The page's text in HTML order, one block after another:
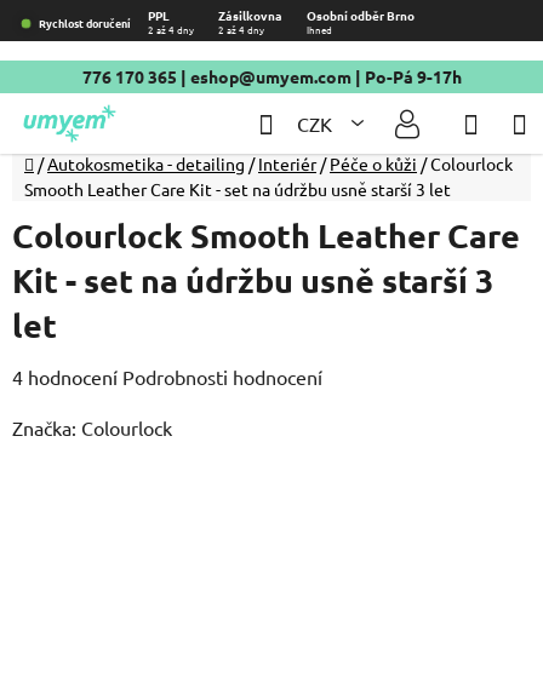
Přejít
na
obsah
Rychlost doručení PPL Zásilkovna Osobní odběr Brno
2 až 4 dny 2 až 4 dny Ihned
776 170 365 | eshop@umyem.com| Po-Pá 9-17h
CZK
Hledat
Domů
/Autokosmetika - detailing / Interiér / Péče o kůži /Colourlock
Smooth Leather Care Kit - set na údržbu usně starší 3 let
Colourlock Smooth Leather Care
Kit - set na údržbu usně starší 3
let
Průměrné
produktu
4 hodnocení Podrobnosti hodnocení
Značka: Colourlock